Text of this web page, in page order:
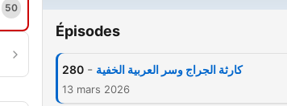
50
أكثر من 10 منصات
Épisodes
280 - كارثة الجراج وسر العربية الخفية
13 mars 2026